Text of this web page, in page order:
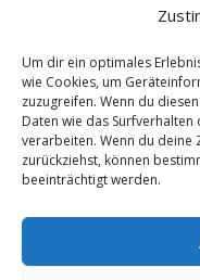
Um dir ein optimales
wie Cookies, um
zuzugreifen. Wenn du
Daten wie das
verarbeiten. Wenn du
zurückziehst, können
beeinträchtigt werden.
Anwalt
wichtiger
Anwalt
Kompetenzen.
Anwalt Lausitz
Kompetenzen.
Anwalt
passenden